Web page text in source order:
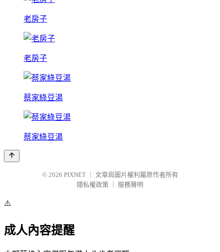
老房子
老房子
蔡家綠豆湯
蔡家綠豆湯
© 2026 PIXNET
文章與圖片權利屬原作者所有
隱私權政策
服務聲明
⚠️
成人內容提醒